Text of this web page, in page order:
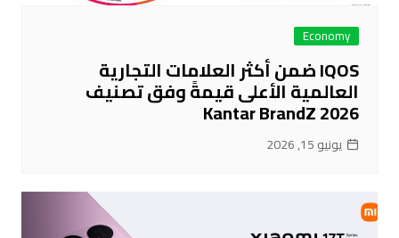
Economy
IQOS ضمن أكثر العلامات التجارية
العالمية الأعلى قيمةً وفق تصنيف
Kantar BrandZ 2026
يونيو 15, 2026